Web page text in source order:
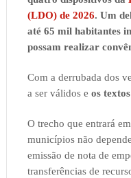
(LDO) de 2026. Um
até 65 mil habitantes
possam realizar
Com a derrubada dos
a ser válidos e os
O trecho que entrará
municípios não
emissão de nota de
transferências de